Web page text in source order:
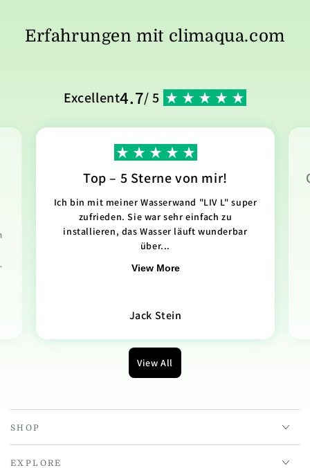
Erfahrungen mit climaqua.com
Excellent4.7/ 5
Top – 5 Sterne von mir!
Ich bin mit meiner Wasserwand "LIV L" super
zufrieden. Sie war sehr einfach zu
installieren, das Wasser läuft wunderbar
über...
View More
Jack Stein
View All
SHOP
EXPLORE